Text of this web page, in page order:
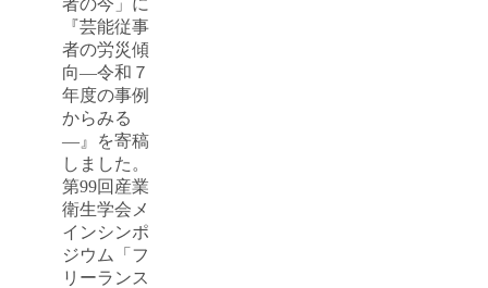
者の今」に
『芸能従事
者の労災傾
向―令和７
年度の事例
からみる
―』を寄稿
しました。
第99回産業
衛生学会メ
インシンポ
ジウム「フ
リーランス